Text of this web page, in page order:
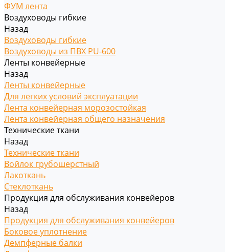
ФУМ лента
Воздуховоды гибкие
Назад
Воздуховоды гибкие
Воздуховоды из ПВХ PU-600
Ленты конвейерные
Назад
Ленты конвейерные
Для легких условий эксплуатации
Лента конвейерная морозостойкая
Лента конвейерная общего назначения
Технические ткани
Назад
Технические ткани
Войлок грубошерстный
Лакоткань
Стеклоткань
Продукция для обслуживания конвейеров
Назад
Продукция для обслуживания конвейеров
Боковое уплотнение
Демпферные балки